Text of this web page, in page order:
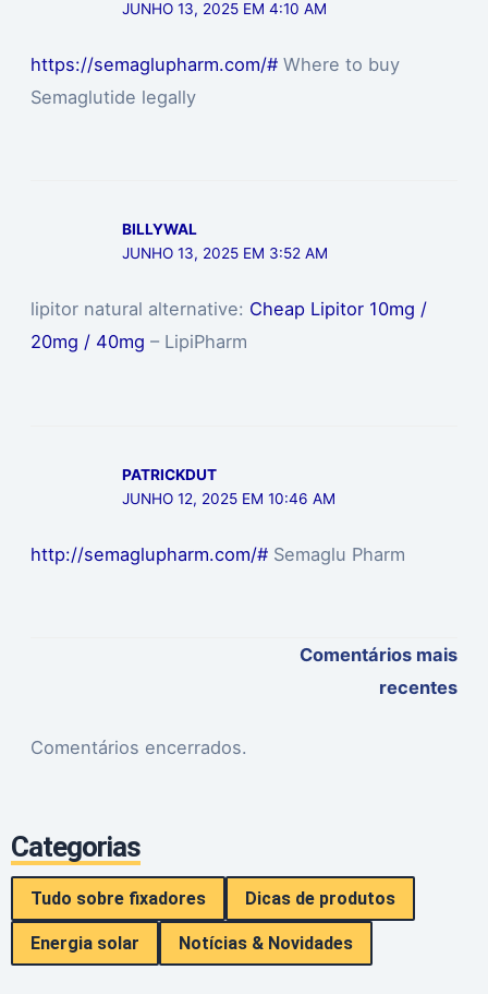
JUNHO 13, 2025 EM 4:10 AM
https://semaglupharm.com/# Where to buy
Semaglutide legally
BILLYWAL
JUNHO 13, 2025 EM 3:52 AM
lipitor natural alternative: Cheap Lipitor 10mg /
20mg / 40mg – LipiPharm
PATRICKDUT
JUNHO 12, 2025 EM 10:46 AM
http://semaglupharm.com/# Semaglu Pharm
Comentários mais
recentes
Comentários encerrados.
Categorias
Tudo sobre fixadores Dicas de produtos
Energia solar Notícias & Novidades